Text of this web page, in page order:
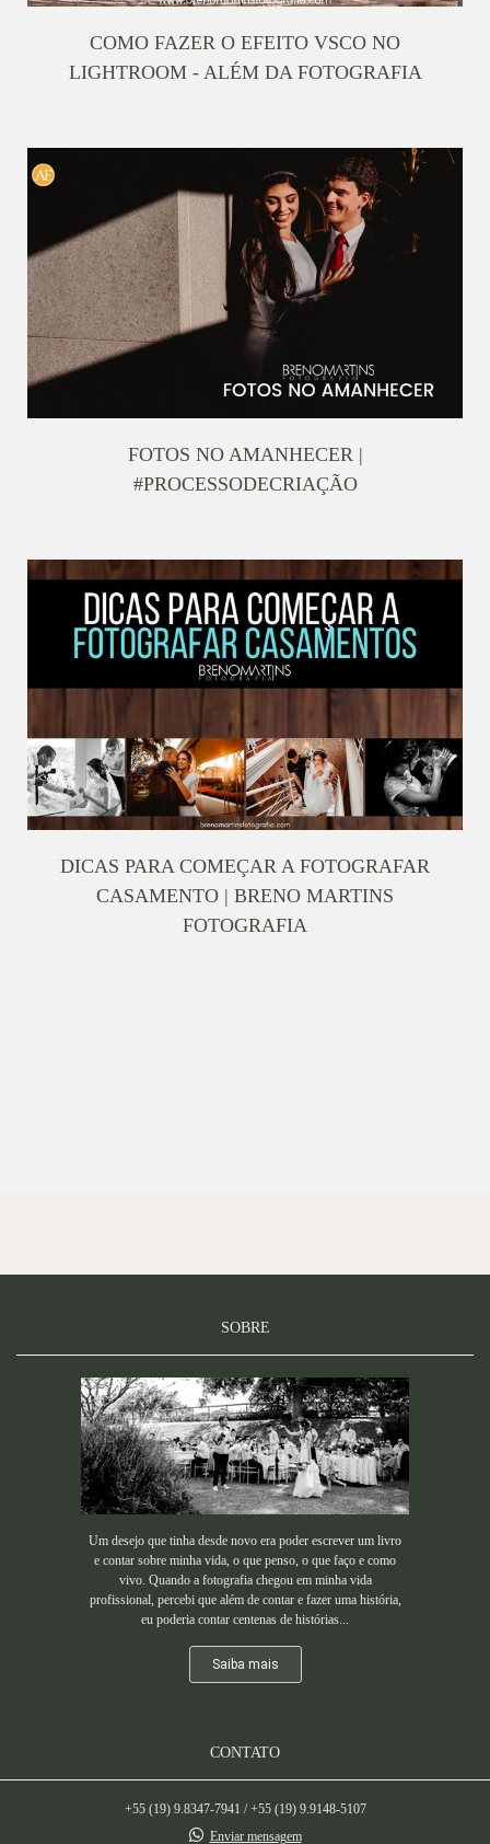
COMO FAZER O EFEITO VSCO NO
LIGHTROOM - ALÉM DA FOTOGRAFIA
FOTOS NO AMANHECER |
#PROCESSODECRIAÇÃO
DICAS PARA COMEÇAR A FOTOGRAFAR
CASAMENTO | BRENO MARTINS
FOTOGRAFIA
SOBRE
Um desejo que tinha desde novo era poder escrever um livro
e contar sobre minha vida, o que penso, o que faço e como
vivo. Quando a fotografia chegou em minha vida
profissional, percebi que além de contar e fazer uma história,
eu poderia contar centenas de histórias...
Saiba mais
CONTATO
+55 (19) 9.8347-7941 / +55 (19) 9.9148-5107
Enviar mensagem